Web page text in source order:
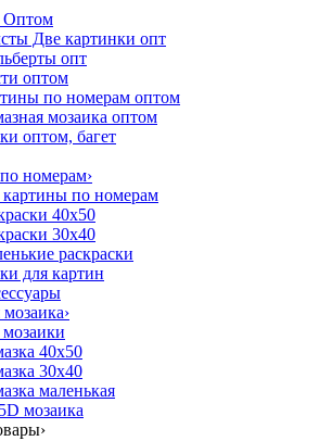
Оптом
Две картинки опт
опт
оптом
по номерам оптом
мозаика оптом
оптом, багет
номерам›
картины по номерам
40х50
30х40
раскраски
для картин
›
40х50
30х40
маленькая
мозаика
›